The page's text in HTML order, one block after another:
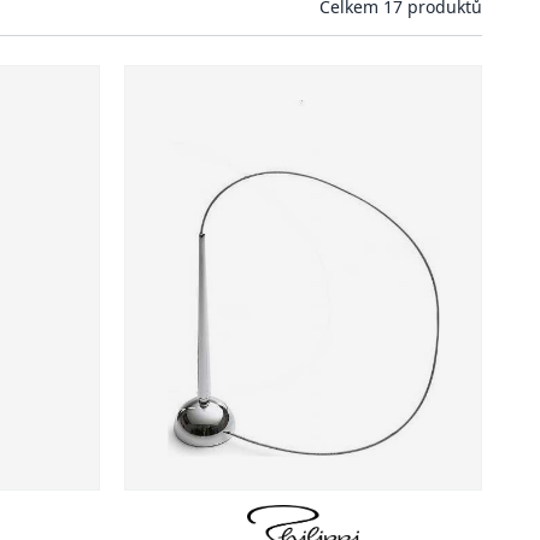
Celkem 17 produktů